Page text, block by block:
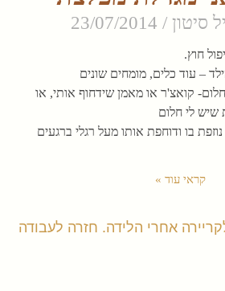
סיטון
חוץ.
– עוד כלים, מומחים שונים
קואצ'ר או מאמן שידחוף אותי, או
שיש לי חלום
בו ודוחפת אותו מעל רגלי ברגעים
קראי עוד »